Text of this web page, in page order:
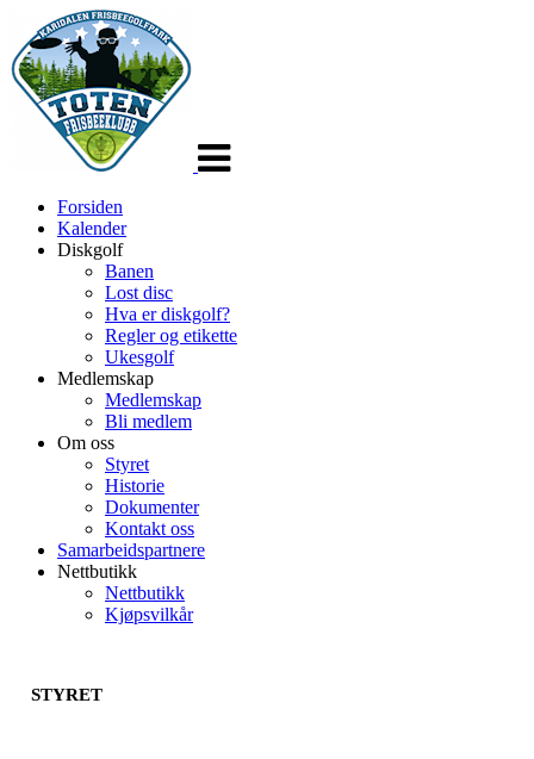
Forsiden
Kalender
Diskgolf
Banen
Lost disc
Hva er diskgolf?
Regler og etikette
Ukesgolf
Medlemskap
Medlemskap
Bli medlem
Om oss
Styret
Historie
Dokumenter
Kontakt oss
Samarbeidspartnere
Nettbutikk
Nettbutikk
Kjøpsvilkår
STYRET